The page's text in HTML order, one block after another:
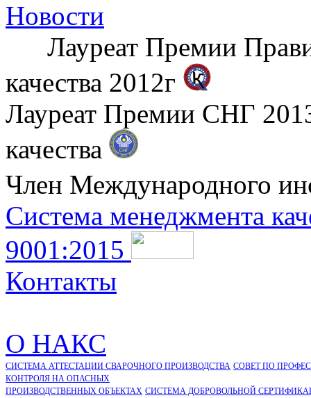
Новости
Лауреат Премии
качества 2012г
Лауреат Премии СНГ
качества
Член Международного
Система менеджмента
9001:2015
Контакты
О НАКС
СИСТЕМА АТТЕСТАЦИИ СВАРОЧНОГО ПРОИЗВОДСТВА СОВЕТ ПО
КОНТРОЛЯ НА ОПАСНЫХ
ПРОИЗВОДСТВЕННЫХ ОБЪЕКТАХ СИСТЕМА ДОБРОВОЛЬНОЙ